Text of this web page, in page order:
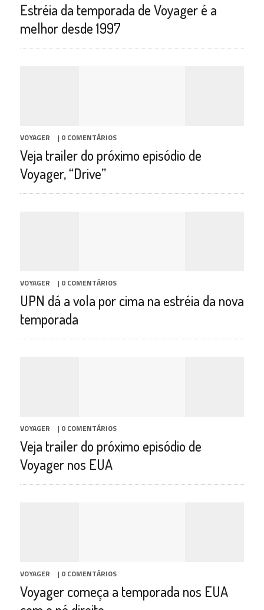
Estréia da temporada de Voyager é a
melhor desde 1997
VOYAGER | 0 COMENTÁRIOS
Veja trailer do próximo episódio de
Voyager, “Drive”
VOYAGER | 0 COMENTÁRIOS
UPN dá a vola por cima na estréia da nova
temporada
VOYAGER | 0 COMENTÁRIOS
Veja trailer do próximo episódio de
Voyager nos EUA
VOYAGER | 0 COMENTÁRIOS
Voyager começa a temporada nos EUA